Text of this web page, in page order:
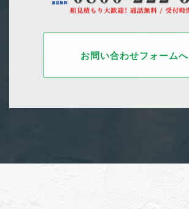
お問い合わせフォームへ